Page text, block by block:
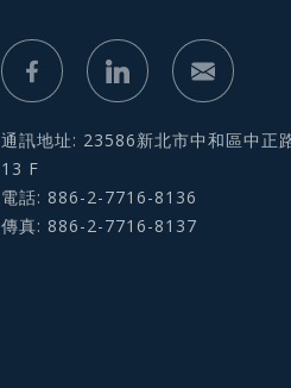
通訊地址: 23586新北市中和區中正
13 F
電話: 886-2-7716-8136
傳真: 886-2-7716-8137